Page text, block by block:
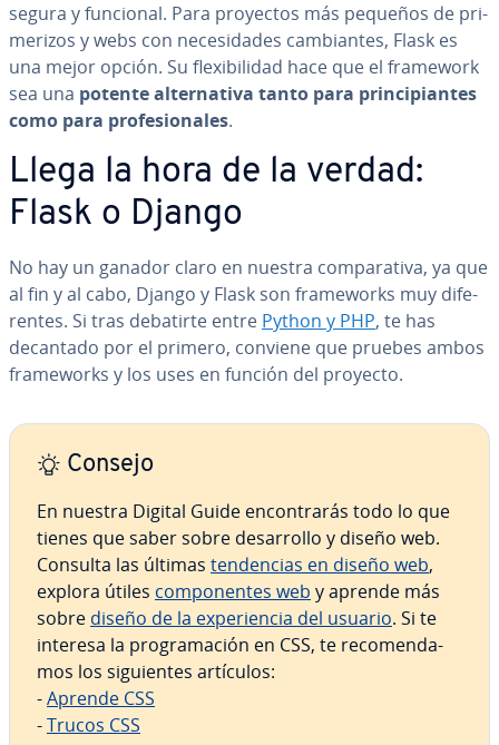
segura y funcional. Para proyectos más pequeños de pri­
me­ri­zos y webs con ne­ce­si­da­des ca­m­bia­n­tes, Flask es
una mejor opción. Su fle­xi­bi­li­dad hace que el framework
sea una potente al­te­r­na­ti­va tanto para pri­n­ci­pia­n­tes
como para pro­fe­sio­na­les.
Llega la hora de la verdad:
Flask o Django
No hay un ganador claro en nuestra co­m­pa­ra­ti­va, ya que
al fin y al cabo, Django y Flask son fra­me­wo­r­ks muy di­fe­
re­n­tes. Si tras debatirte entre Python y PHP, te has
decantado por el primero, conviene que pruebes ambos
fra­me­wo­r­ks y los uses en función del proyecto.
Consejo
En nuestra Digital Guide en­co­n­tra­rás todo lo que
tienes que saber sobre de­sa­rro­llo y diseño web.
Consulta las últimas te­n­de­n­cias en diseño web,
explora útiles co­m­po­ne­n­tes web y aprende más
sobre diseño de la ex­pe­rie­n­cia del usuario. Si te
interesa la pro­gra­ma­ción en CSS, te re­co­me­n­da­
mos los si­guie­n­tes artículos:
-Aprende CSS
-Trucos CSS